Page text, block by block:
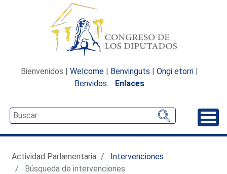
Bienvenidos | Welcome | Benvinguts | Ongi etorri |
Benvidos
Enlaces
Actividad Parlamentaria
Intervenciones
Búsqueda de intervenciones